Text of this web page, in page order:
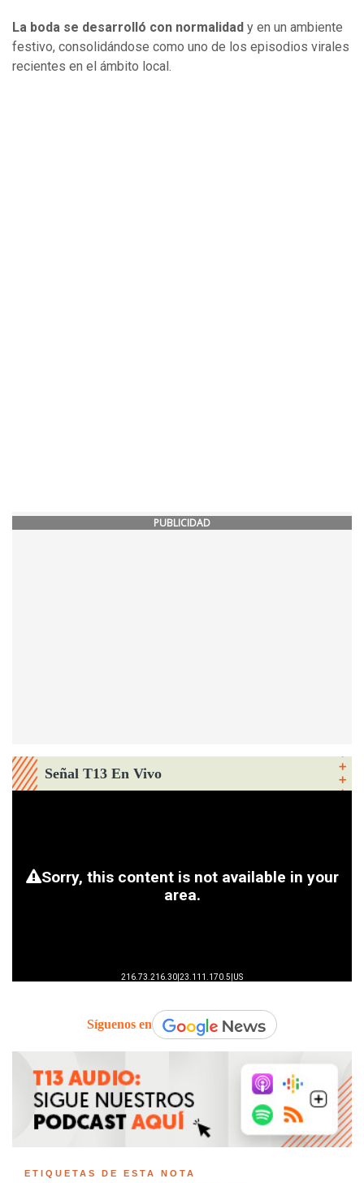
La boda se desarrolló con normalidad y en un ambiente
festivo, consolidándose como uno de los episodios virales
recientes en el ámbito local.
PUBLICIDAD
Señal T13 En Vivo
Síguenos en
ETIQUETAS DE ESTA NOTA